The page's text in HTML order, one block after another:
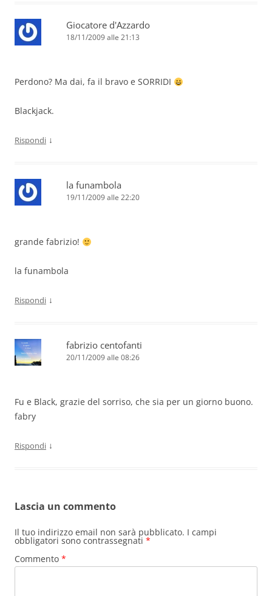
Giocatore d'Azzardo
18/11/2009 alle 21:13
Perdono? Ma dai, fa il bravo e SORRIDI
Blackjack.
Rispondi ↓
la funambola
19/11/2009 alle 22:20
grande fabrizio!
la funambola
Rispondi ↓
fabrizio centofanti
20/11/2009 alle 08:26
Fu e Black, grazie del sorriso, che sia per un giorno buono.
fabry
Rispondi ↓
Lascia un commento
Il tuo indirizzo email non sarà pubblicato. I campi
obbligatori sono contrassegnati *
Commento *